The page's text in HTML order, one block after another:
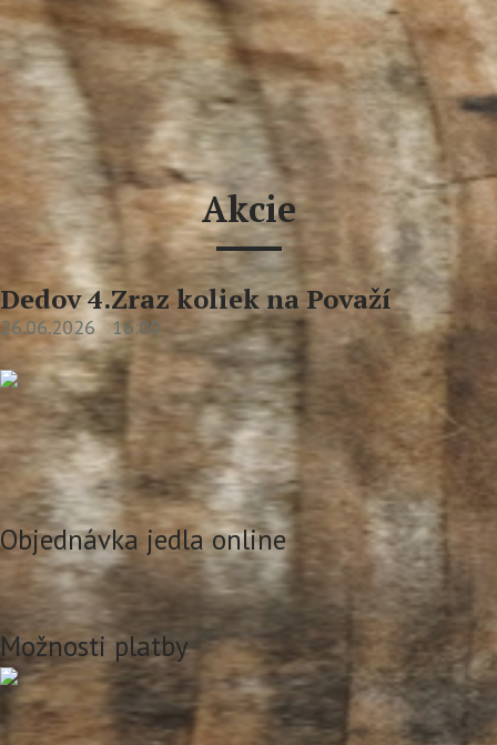
Akcie
Dedov 4.Zraz koliek na Považí
26.06.202616:00
Objednávka jedla online
Možnosti platby